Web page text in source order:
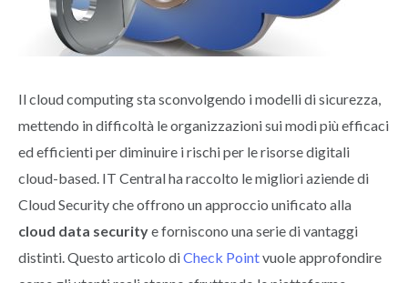
Il cloud computing sta sconvolgendo i modelli di sicurezza,
mettendo in difficoltà le organizzazioni sui modi più efficaci
ed efficienti per diminuire i rischi per le risorse digitali
cloud-based. IT Central ha raccolto le migliori aziende di
Cloud Security che offrono un approccio unificato alla
cloud data securitye forniscono una serie di vantaggi
distinti. Questo articolo diCheck Pointvuole approfondire